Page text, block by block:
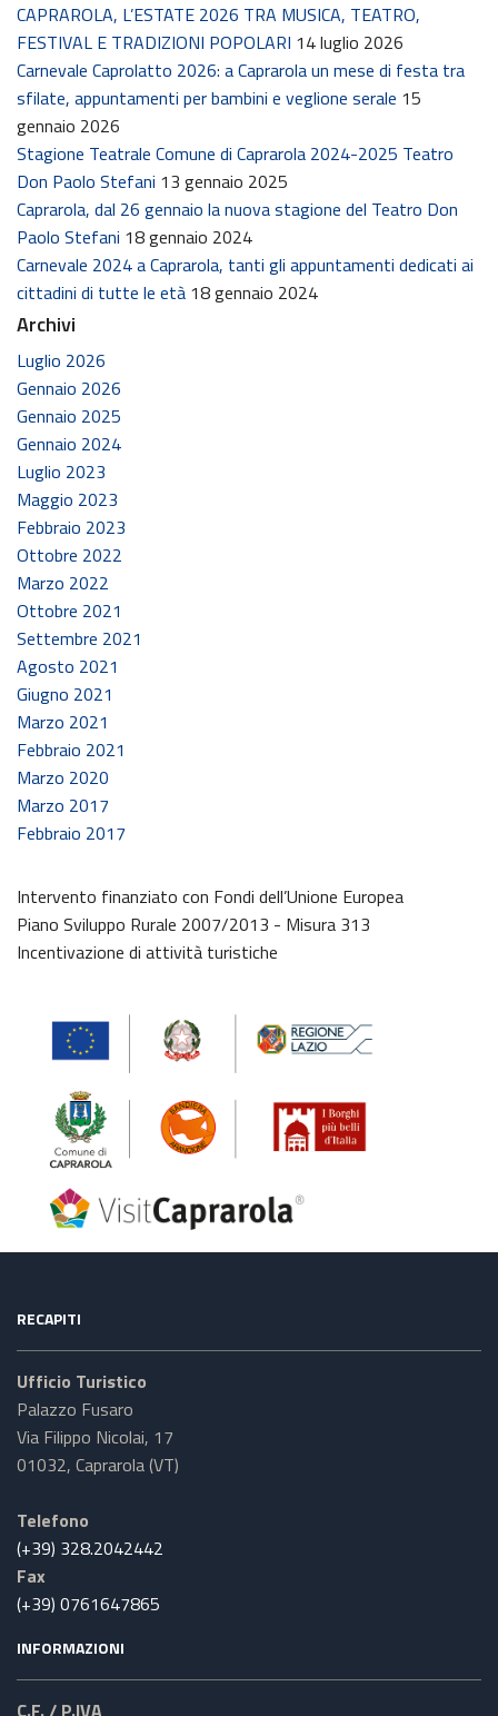
CAPRAROLA, L’ESTATE 2026 TRA MUSICA, TEATRO,
FESTIVAL E TRADIZIONI POPOLARI 14 luglio 2026
Carnevale Caprolatto 2026: a Caprarola un mese di festa tra
sfilate, appuntamenti per bambini e veglione serale 15
gennaio 2026
Stagione Teatrale Comune di Caprarola 2024-2025 Teatro
Don Paolo Stefani 13 gennaio 2025
Caprarola, dal 26 gennaio la nuova stagione del Teatro Don
Paolo Stefani 18 gennaio 2024
Carnevale 2024 a Caprarola, tanti gli appuntamenti dedicati ai
cittadini di tutte le età 18 gennaio 2024
Archivi
Luglio 2026
Gennaio 2026
Gennaio 2025
Gennaio 2024
Luglio 2023
Maggio 2023
Febbraio 2023
Ottobre 2022
Marzo 2022
Ottobre 2021
Settembre 2021
Agosto 2021
Giugno 2021
Marzo 2021
Febbraio 2021
Marzo 2020
Marzo 2017
Febbraio 2017
Intervento finanziato con Fondi dell’Unione Europea
Piano Sviluppo Rurale 2007/2013 - Misura 313
Incentivazione di attività turistiche
RECAPITI
Ufficio Turistico
Palazzo Fusaro
Via Filippo Nicolai, 17
01032, Caprarola (VT)
Telefono
(+39) 328.2042442
Fax
(+39) 0761647865
INFORMAZIONI